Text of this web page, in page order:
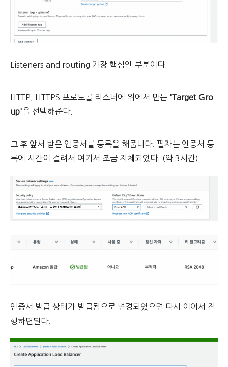
Listeners and routing 가장 핵심인 부분이다.
HTTP, HTTPS 프로토콜 리스너에 위에서 만든 'Target Gro
up'을 선택해준다.
그 후 앞서 받은 인증서를 등록을 해줍니다. 필자는 인증서 등
록에 시간이 걸려서 여기서 조금 지체되었다. (약 3시간)
인증서 발급 상태가 발급됨으로 변경되었으면 다시 이어서 진
행하면된다.